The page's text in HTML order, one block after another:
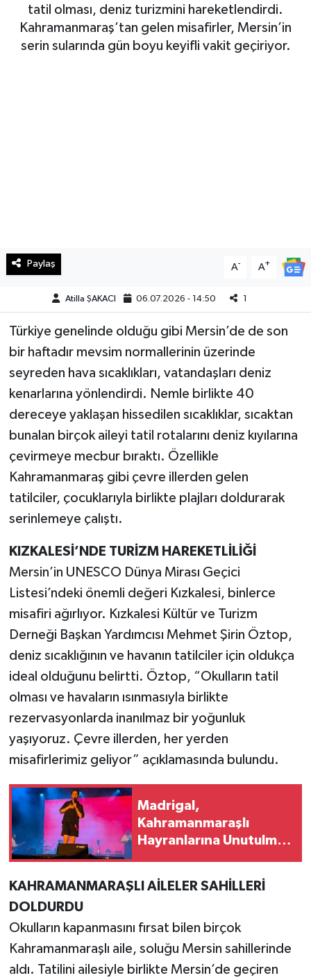
tatil olması, deniz turizmini hareketlendirdi.
Kahramanmaraş’tan gelen misafirler, Mersin’in
serin sularında gün boyu keyifli vakit geçiriyor.
Paylaş A- A+
Atilla ŞAKACI 06.07.2026 - 14:50 1
Türkiye genelinde olduğu gibi Mersin’de de son
bir haftadır mevsim normallerinin üzerinde
seyreden hava sıcaklıkları, vatandaşları deniz
kenarlarına yönlendirdi. Nemle birlikte 40
dereceye yaklaşan hissedilen sıcaklıklar, sıcaktan
bunalan birçok aileyi tatil rotalarını deniz kıyılarına
çevirmeye mecbur bıraktı. Özellikle
Kahramanmaraş gibi çevre illerden gelen
tatilciler, çocuklarıyla birlikte plajları doldurarak
serinlemeye çalıştı.
KIZKALESİ’NDE TURİZM HAREKETLİLİĞİ
Mersin’in UNESCO Dünya Mirası Geçici
Listesi’ndeki önemli değeri Kızkalesi, binlerce
misafiri ağırlıyor. Kızkalesi Kültür ve Turizm
Derneği Başkan Yardımcısı Mehmet Şirin Öztop,
deniz sıcaklığının ve havanın tatilciler için oldukça
ideal olduğunu belirtti. Öztop, “Okulların tatil
olması ve havaların ısınmasıyla birlikte
rezervasyonlarda inanılmaz bir yoğunluk
yaşıyoruz. Çevre illerden, her yerden
misafirlerimiz geliyor” açıklamasında bulundu.
Madrigal,
Kahramanmaraşlı
Hayranlarına Unutulmaz
KAHRAMANMARAŞLI AİLELER SAHİLLERİ
DOLDURDU
Okulların kapanmasını fırsat bilen birçok
Kahramanmaraşlı aile, soluğu Mersin sahillerinde
aldı. Tatilini ailesiyle birlikte Mersin’de geçiren
Haberde İnsan
Spor
Yaşam
KAHRAMANMARAŞ